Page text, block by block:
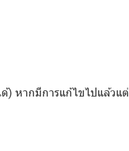
ด้) หากมีการแก้ไขไปแล้ว